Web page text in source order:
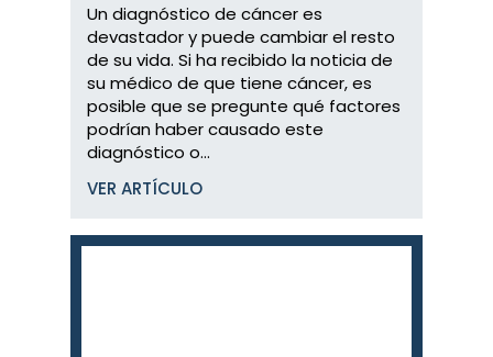
Un diagnóstico de cáncer es
devastador y puede cambiar el resto
de su vida. Si ha recibido la noticia de
su médico de que tiene cáncer, es
posible que se pregunte qué factores
podrían haber causado este
diagnóstico o...
VER ARTÍCULO